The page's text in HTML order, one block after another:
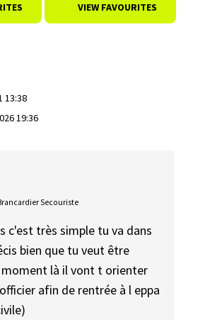
VIEW FAVOURITES
13:38
19:36
Secouriste
c'est très simple tu va dans
bien que tu veut être
là il vont t orienter
afin de rentrée à l eppa